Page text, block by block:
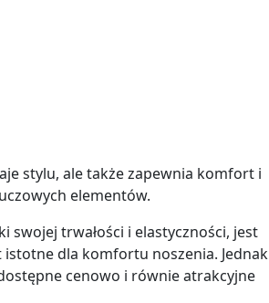
stylu, ale także zapewnia komfort i
elementów.
swojej trwałości i elastyczności, jest
dla komfortu noszenia. Jednak
cenowo i równie atrakcyjne